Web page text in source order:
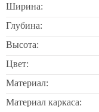
Ширина:
Глубина:
Высота:
Цвет:
Материал:
Материал каркаса: